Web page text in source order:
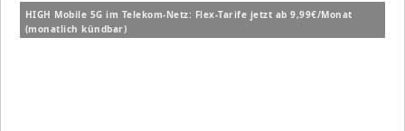
HIGH Mobile 5G im Telekom-Netz: Flex-Tarife jetzt ab 9,99€/Monat
(monatlich kündbar)